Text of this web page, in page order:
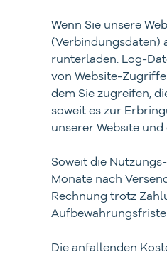
Wenn Sie unsere
(Verbindungsdaten)
runterladen. Log-
von Website-
dem Sie zugreifen,
soweit es zur
unserer Website
Soweit die
Monate nach
Rechnung trotz
Die anfallenden